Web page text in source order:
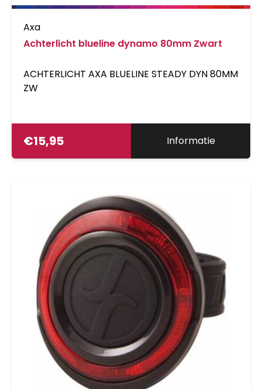
Axa
Achterlicht blueline dynamo 80mm Zwart
ACHTERLICHT AXA BLUELINE STEADY DYN 80MM
ZW
€15,95 Informatie